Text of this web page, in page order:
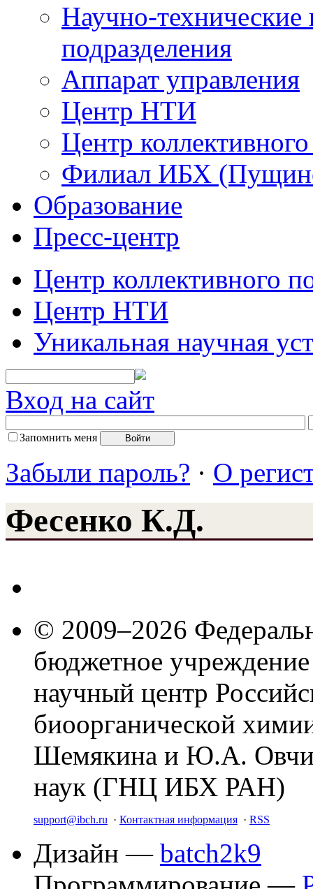
Научно-технические
подразделения
Аппарат управления
Центр НТИ
Центр
Филиал ИБХ
Образование
Пресс-центр
Центр коллективного
Центр НТИ
Уникальная научная
Вход на сайт
Запомнить меня
Забыли пароль? · О
Фесенко К.Д.
© 2009–2026
бюджетное
научный центр
биоорганической
Шемякина и Ю.А.
наук (ГНЦ ИБХ РАН)
support@ibch.ru · Контактная информация · RSS
Дизайн — batch2k9